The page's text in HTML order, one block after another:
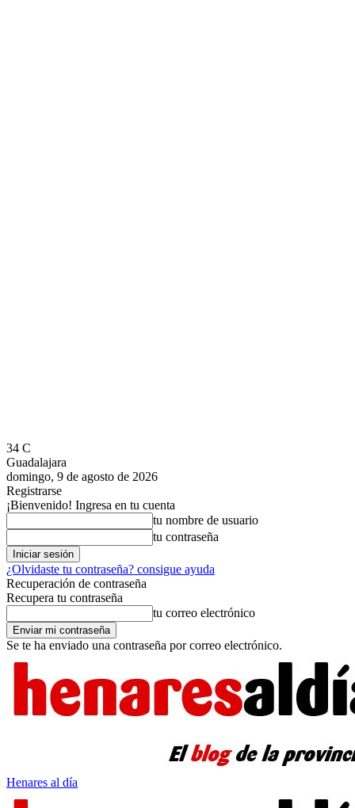
34 C
Guadalajara
domingo, 9 de agosto de 2026
Registrarse
¡Bienvenido! Ingresa en tu cuenta
tu nombre de usuario
tu contraseña
¿Olvidaste tu contraseña? consigue ayuda
Recuperación de contraseña
Recupera tu contraseña
tu correo electrónico
Se te ha enviado una contraseña por correo electrónico.
Henares al día